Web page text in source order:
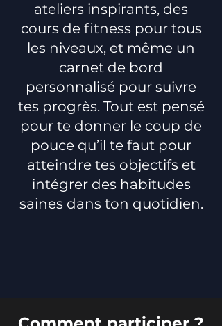
ateliers inspirants, des
cours de fitness pour tous
les niveaux, et même un
carnet de bord
personnalisé pour suivre
tes progrès. Tout est pensé
pour te donner le coup de
pouce qu’il te faut pour
atteindre tes objectifs et
intégrer des habitudes
saines dans ton quotidien.